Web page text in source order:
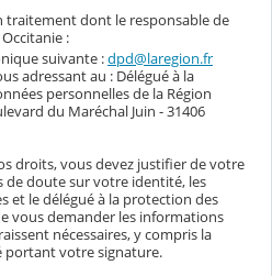
traitement dont le responsable de
:
suivante :dpd@laregion.fr
adressant au : Délégué à la
personnelles de la Région
du Maréchal Juin - 31406
droits, vous devez justifier de votre
de doute sur votre identité, les
et le délégué à la protection des
vous demander les informations
nécessaires, y compris la
portant votre signature.